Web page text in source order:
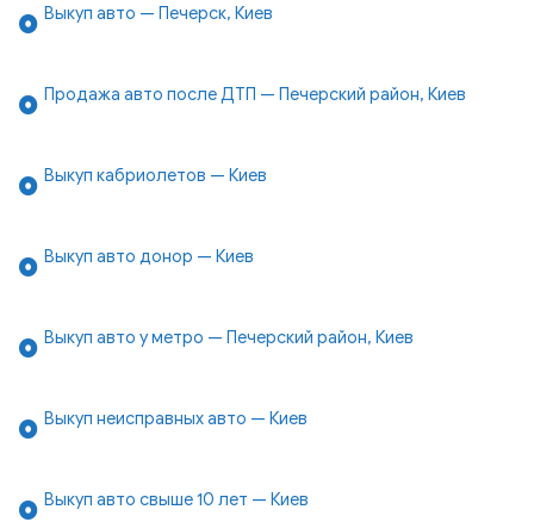
Выкуп авто — Печерск, Киев
Продажа авто после ДТП — Печерский район, Киев
Выкуп кабриолетов — Киев
Выкуп авто донор — Киев
Выкуп авто у метро — Печерский район, Киев
Выкуп неисправных авто — Киев
Выкуп авто свыше 10 лет — Киев